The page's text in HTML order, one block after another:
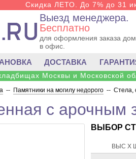
Скидка ЛЕТО. До 7% до 31
Выезд менеджера.
Бесплатно
для оформления заказа
в офис.
ДОСТАВКА
Москвы и Московской
-- Памятники на могилу недорого -- Стела,
с арочным
ВЫБОР
ВЫС Х